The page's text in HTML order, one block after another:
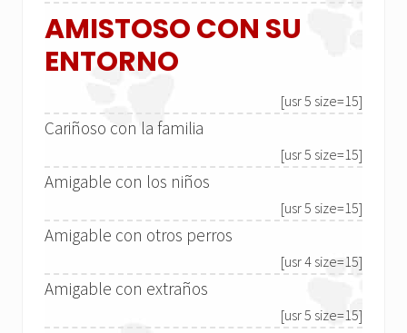
AMISTOSO CON SU
ENTORNO
[usr 5 size=15]
Cariñoso con la familia
[usr 5 size=15]
Amigable con los niños
[usr 5 size=15]
Amigable con otros perros
[usr 4 size=15]
Amigable con extraños
[usr 5 size=15]